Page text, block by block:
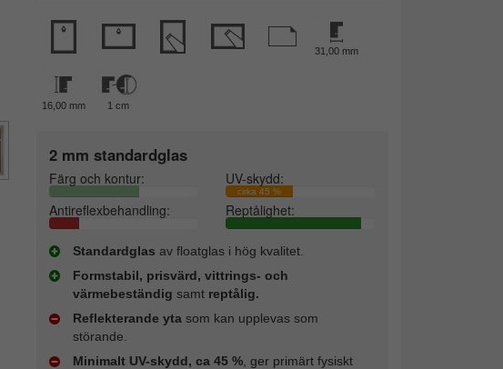
31,00 mm
16,00 mm 1 cm
2 mm standardglas
Färg och kontur: UV-skydd:
cirka 45 %
Antireflexbehandling: Reptålighet:
Standardglas av floatglas i hög kvalitet.
Formstabil, prisvärd, vittrings- och
värmebeständig samt reptålig.
Reflekterande yta som kan upplevas som
störande.
Minimalt UV-skydd, ca 45 %, ger primärt fysiskt